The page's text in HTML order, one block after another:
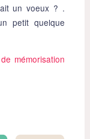
un voeux ? .
petit quelque
mémorisation